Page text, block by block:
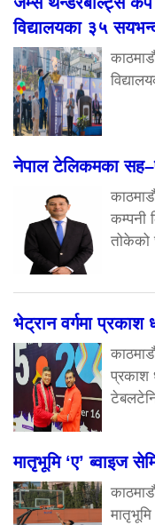
विद्यालयका ३५
नेपाल टेलिकमका
कम्पनी
तोकेको
भेट्रान वर्गमा प्रकाश
प्रकाश
मातृभूमि ‘ए’ ब्वाइज